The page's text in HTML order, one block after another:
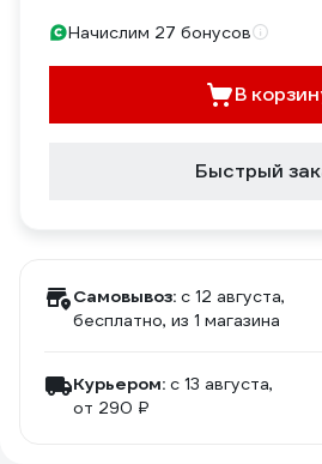
Начислим 27 бонусов
В
Быстрый
Самовывоз: c 12 августа,
бесплатно, из 1 магазина
Курьером: c 13 августа,
от 290 ₽